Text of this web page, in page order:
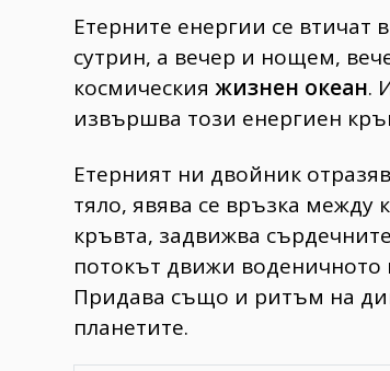
Етерните енергии се втичат
сутрин, а вечер и нощем,
космическия жизнен океан.
извършва този енергиен
Етерният ни двойник
тяло, явява се връзка между
кръвта, задвижва
потокът движи воденичното
Придава също и ритъм на
планетите.